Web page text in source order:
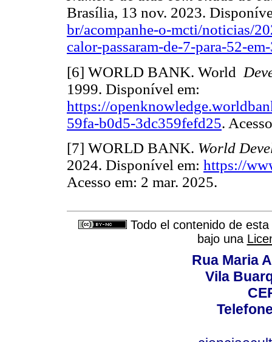
Brasília, 13 nov. 2023.
br/acompanhe-o-mcti/noticias/
calor-passaram-de-7-para-52-
[6] WORLD BANK. World
1999. Disponível em:
https://
59fa-b0d5-3dc359fefd25.
[7] WORLD BANK. World
2024. Disponível em: https://
Acesso em: 2 mar. 2025.
Todo el contenido de
bajo una
Rua Maria
Vila